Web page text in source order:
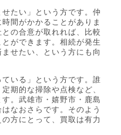
たい」という方です。仲
間がかかることがありま
の合意が取れれば、比較
ができます。相続が発生
せたい、という方にも向
いる」という方です。誰
期的な掃除や点検など、
。武雄市・嬉野市・鹿島
なおさらです。そのよう
方にとって、買取は有力